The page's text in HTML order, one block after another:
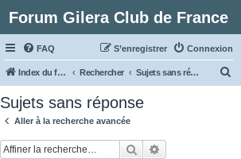
Forum Gilera Club de France
FAQ Connexion
S’enregistrer
Index du forum Rechercher Sujets sans réponse
Sujets sans réponse
Aller à la recherche avancée
Rechercher